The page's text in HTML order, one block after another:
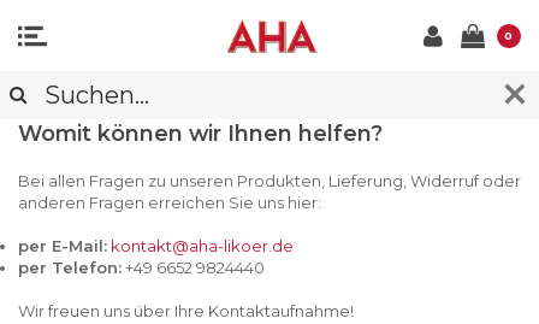
0
KONTAKT
Womit können wir Ihnen helfen?
Bei allen Fragen zu unseren Produkten, Lieferung, Widerruf oder
anderen Fragen erreichen Sie uns hier:
per E-Mail: kontakt@aha-likoer.de
per Telefon:+49 6652 9824440
Wir freuen uns über Ihre Kontaktaufnahme!